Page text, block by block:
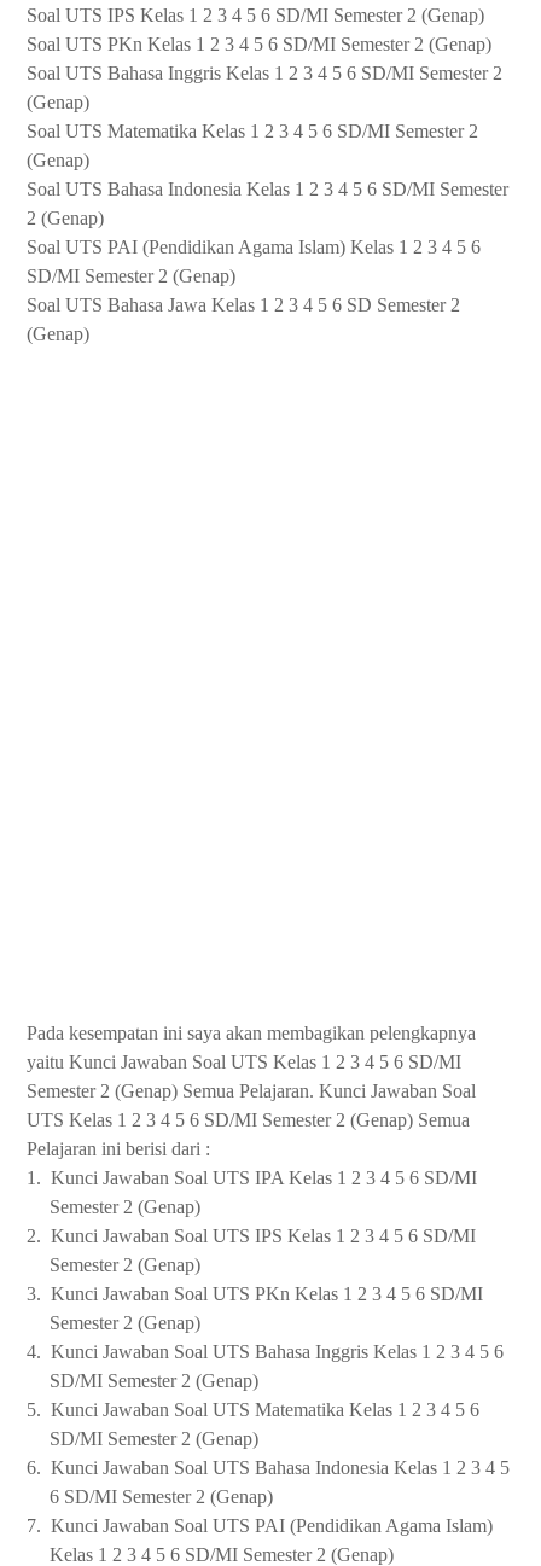
Soal UTS IPS Kelas 1 2 3 4 5 6 SD/MI Semester 2 (Genap)
Soal UTS PKn Kelas 1 2 3 4 5 6 SD/MI Semester 2 (Genap)
Soal UTS Bahasa Inggris Kelas 1 2 3 4 5 6 SD/MI Semester 2
(Genap)
Soal UTS Matematika Kelas 1 2 3 4 5 6 SD/MI Semester 2
(Genap)
Soal UTS Bahasa Indonesia Kelas 1 2 3 4 5 6 SD/MI Semester
2 (Genap)
Soal UTS PAI (Pendidikan Agama Islam) Kelas 1 2 3 4 5 6
SD/MI Semester 2 (Genap)
Soal UTS Bahasa Jawa Kelas 1 2 3 4 5 6 SD Semester 2
(Genap)
Pada kesempatan ini saya akan membagikan pelengkapnya
yaitu Kunci Jawaban Soal UTS Kelas 1 2 3 4 5 6 SD/MI
Semester 2 (Genap) Semua Pelajaran. Kunci Jawaban Soal
UTS Kelas 1 2 3 4 5 6 SD/MI Semester 2 (Genap) Semua
Pelajaran ini berisi dari :
1. Kunci Jawaban Soal UTS IPA Kelas 1 2 3 4 5 6 SD/MI
Semester 2 (Genap)
2. Kunci Jawaban Soal UTS IPS Kelas 1 2 3 4 5 6 SD/MI
Semester 2 (Genap)
3. Kunci Jawaban Soal UTS PKn Kelas 1 2 3 4 5 6 SD/MI
Semester 2 (Genap)
4. Kunci Jawaban Soal UTS Bahasa Inggris Kelas 1 2 3 4 5 6
SD/MI Semester 2 (Genap)
5. Kunci Jawaban Soal UTS Matematika Kelas 1 2 3 4 5 6
SD/MI Semester 2 (Genap)
6. Kunci Jawaban Soal UTS Bahasa Indonesia Kelas 1 2 3 4 5
6 SD/MI Semester 2 (Genap)
7. Kunci Jawaban Soal UTS PAI (Pendidikan Agama Islam)
Kelas 1 2 3 4 5 6 SD/MI Semester 2 (Genap)